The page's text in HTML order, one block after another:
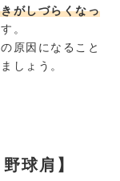
がしづらくなっ
。
原因になること
しょう。
球肩】